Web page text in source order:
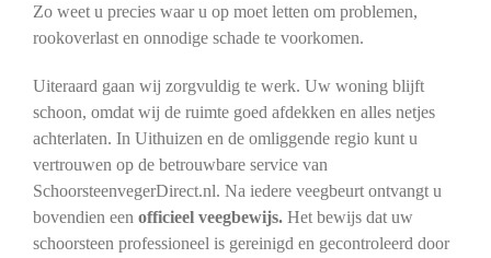
Zo weet u precies waar u op moet letten om problemen,
rookoverlast en onnodige schade te voorkomen.
Uiteraard gaan wij zorgvuldig te werk. Uw woning blijft
schoon, omdat wij de ruimte goed afdekken en alles netjes
achterlaten. In Uithuizen en de omliggende regio kunt u
vertrouwen op de betrouwbare service van
SchoorsteenvegerDirect.nl. Na iedere veegbeurt ontvangt u
bovendien een officieel veegbewijs. Het bewijs dat uw
schoorsteen professioneel is gereinigd en gecontroleerd door